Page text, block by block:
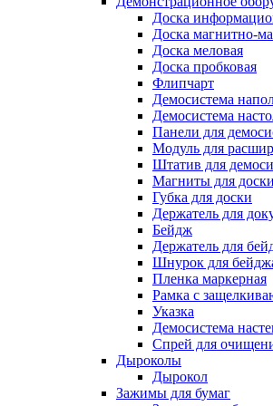
Доска
Доска магнитно-
Доска меловая
Доска пробковая
Флипчарт
Демосистема
Демосистема
Панели для
Модуль для
Штатив для
Магниты для доски
Губка для доски
Держатель для
Бейдж
Держатель для
Шнурок для
Пленка маркерная
Рамка с
Указка
Демосистема
Спрей для
Дыроколы
Дырокол
Зажимы для бумаг